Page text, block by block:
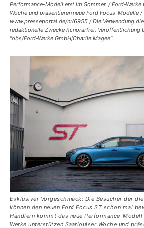
Performance-Modell erst im Sommer. / Ford-Werke
Woche und präsentieren neue Ford Focus-Modelle
www.presseportal.de/nr/6955 / Die Verwendung
redaktionelle Zwecke honorarfrei. Veröffentlichung
"obs/Ford-Werke GmbH/Charlie Magee"
Exklusiver Vorgeschmack: Die Besucher der
können den neuen Ford Focus ST schon mal
Händlern kommt das neue Performance-
Werke unterstützen Saarlouiser Woche und